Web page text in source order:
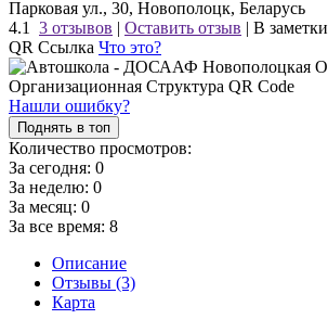
Парковая ул., 30, Новополоцк, Беларусь
4.1
3 отзывов | Оставить отзыв | В заметки
QR Ссылка Что это?
Нашли ошибку?
Поднять в топ
Количество просмотров:
За сегодня: 0
За неделю: 0
За месяц: 0
За все время: 8
Описание
Отзывы (3)
Карта